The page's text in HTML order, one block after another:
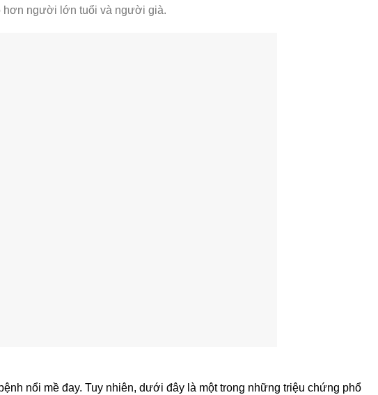
hơn người lớn tuổi và người già.
nổi mề đay. Tuy nhiên, dưới đây là một trong những triệu chứng phổ